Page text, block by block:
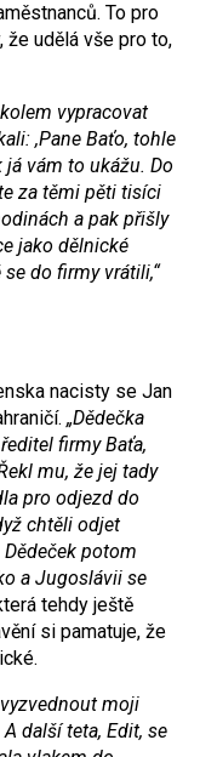
To pro
udělá vše pro to,
vypracovat
,Pane Baťo, tohle
já vám to ukážu. Do
za těmi pěti tisíci
a pak přišly
jako dělnické
do firmy vrátili,“
nacisty se Jan
„Dědečka
firmy Baťa,
mu, že jej tady
pro odjezd do
chtěli odjet
potom
a Jugoslávii se
tehdy ještě
si pamatuje, že
moji
další teta, Edit, se